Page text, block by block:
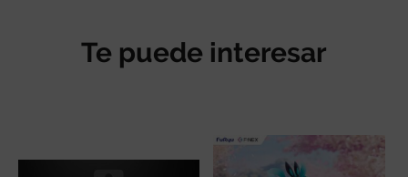
Te puede interesar